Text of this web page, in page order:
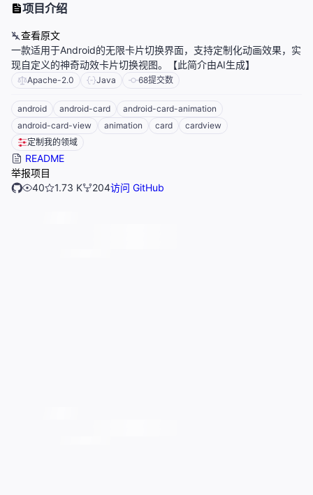
项目介绍
查看原文
一款适用于Android的无限卡片切换界面，支持定制化动画效果，实
现自定义的神奇动效卡片切换视图。【此简介由AI生成】
Apache-2.0 Java 68提交数
android android-card
android-card-animation
android-card-view
animation card
cardview
定制我的领域
README
举报项目
40
1.73 K 204访问 GitHub